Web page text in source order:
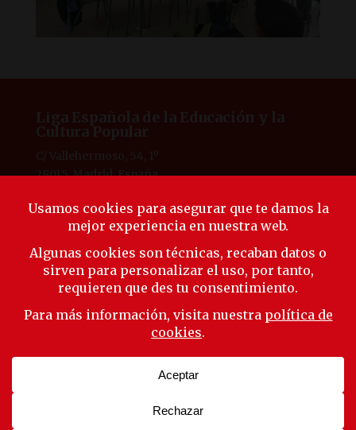
28015, Madrid, España
laliga@ligaeducacion.org
© Liga Educación 2025 |Aviso Legal|Política de
Privacidad|Política de Cookies
Síguenos